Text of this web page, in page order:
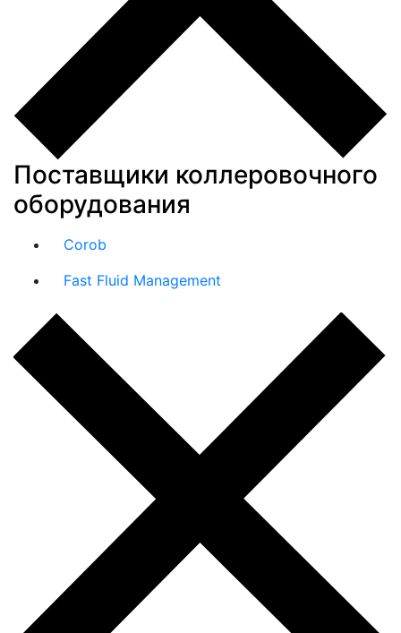
Поставщики коллеровочного
оборудования
Corob
Fast Fluid Management